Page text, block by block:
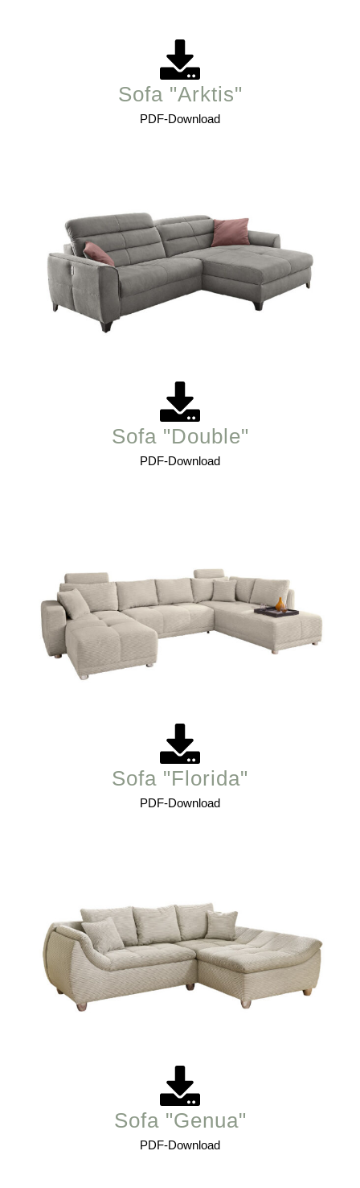
Sofa "Arktis"
PDF-Download
Sofa "Double"
PDF-Download
Sofa "Florida"
PDF-Download
Sofa "Genua"
PDF-Download